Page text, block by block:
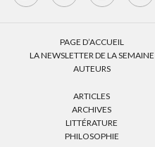
PAGE D’ACCUEIL
LA NEWSLETTER DE LA SEMAINE
AUTEURS
ARTICLES
ARCHIVES
LITTÉRATURE
PHILOSOPHIE